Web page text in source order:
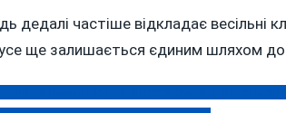
дедалі частіше відкладає весільні
ще залишається єдиним шляхом до